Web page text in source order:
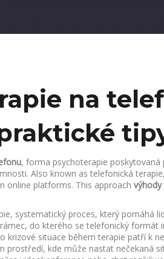
na
, forma psychoterapie
. Also known as telefonická terapie
online platforms. This approach
, systematický proces, který pomáhá
do kterého se telefonický formát
krizové situace během terapie patří k
prostředí, kde může nastat nečekaná